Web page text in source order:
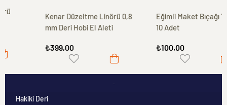
Kenar Düzeltme Linörü 0,8
mm Deri Hobi El Aleti
Eğimli Maket Bıçağı Yedek Uç
-
Hakiki Deri